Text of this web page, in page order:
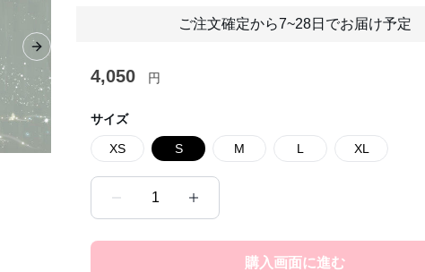
Next slide
ご注文確定から7~28日でお届け予定
4,050 円
サイズ
XS S M L XL
1
購入画面に進む